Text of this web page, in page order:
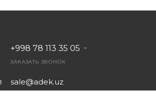
+998 78 113 35 05
ЗАКАЗАТЬ ЗВОНОК
sale@adek.uz